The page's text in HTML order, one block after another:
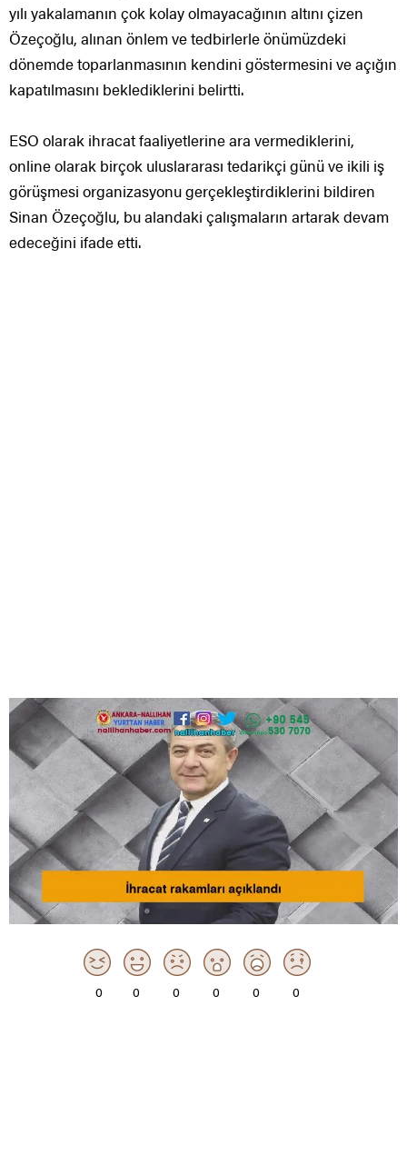
yılı yakalamanın çok kolay olmayacağının altını çizen
Özeçoğlu, alınan önlem ve tedbirlerle önümüzdeki
dönemde toparlanmasının kendini göstermesini ve açığın
kapatılmasını beklediklerini belirtti.
ESO olarak ihracat faaliyetlerine ara vermediklerini,
online olarak birçok uluslararası tedarikçi günü ve ikili iş
görüşmesi organizasyonu gerçekleştirdiklerini bildiren
Sinan Özeçoğlu, bu alandaki çalışmaların artarak devam
edeceğini ifade etti.
0 0 0 0 0 0